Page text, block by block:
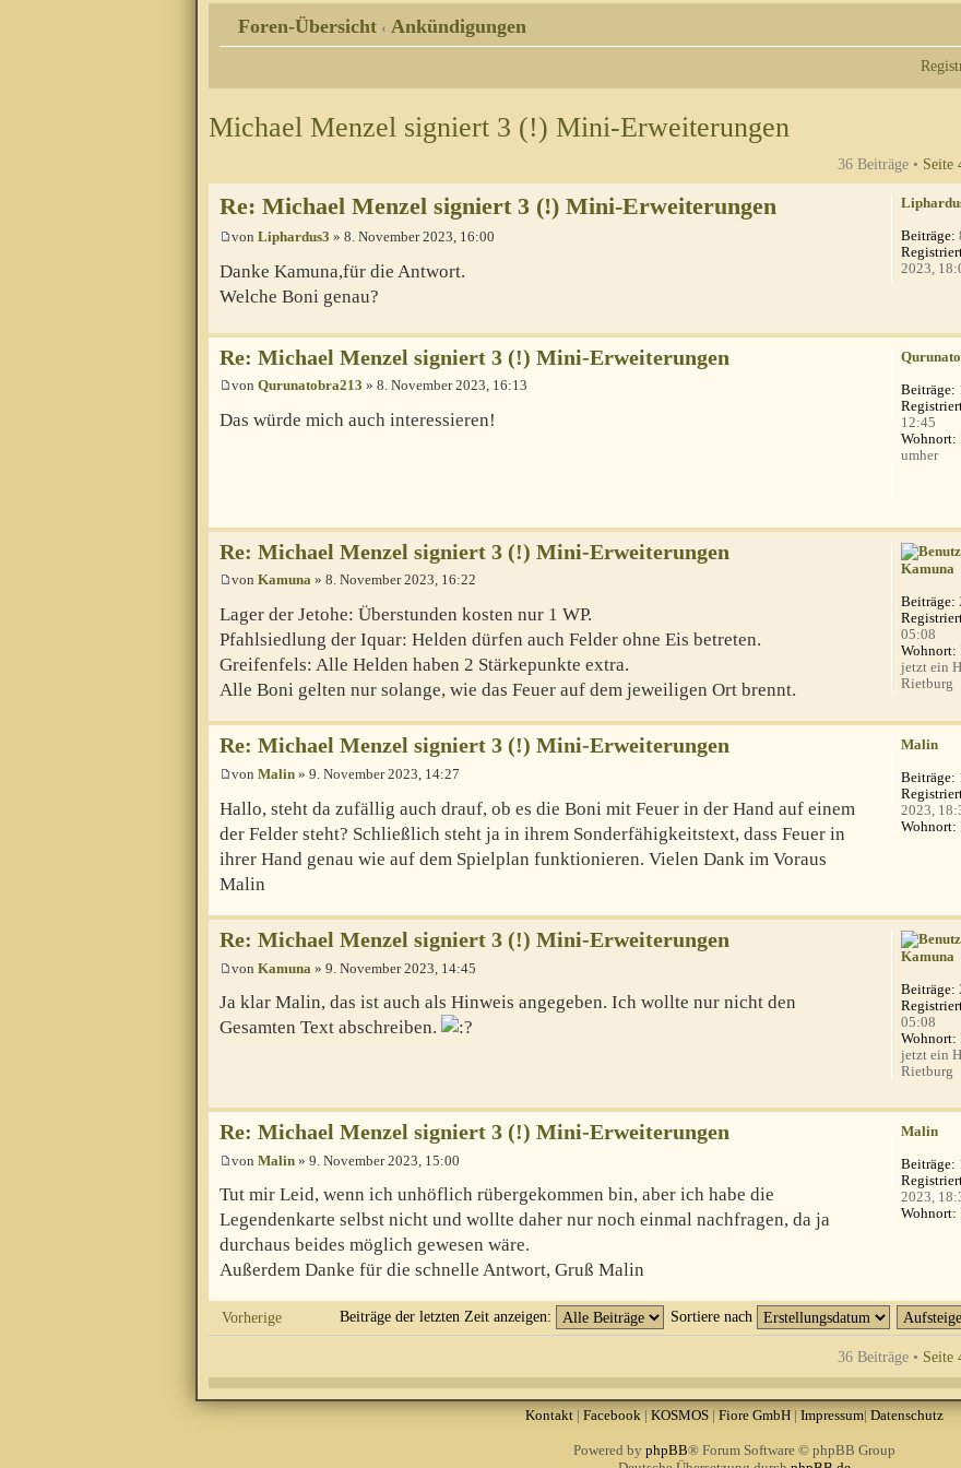
Foren-Übersicht ‹ Ankündigungen
Michael Menzel signiert 3 (!) Mini-Erweiterungen
36 Beiträge • Seite
Re: Michael Menzel signiert 3 (!) Mini-Erweiterungen
von Liphardus3 » 8. November 2023, 16:00
Danke Kamuna,für die Antwort.
Welche Boni genau?
Beiträge:
2023,
Re: Michael Menzel signiert 3 (!) Mini-Erweiterungen
von Qurunatobra213 » 8. November 2023, 16:13
Das würde mich auch interessieren!
Beiträge:
12:45
Wohnort:
umher
Re: Michael Menzel signiert 3 (!) Mini-Erweiterungen
von Kamuna » 8. November 2023, 16:22
Lager der Jetohe: Überstunden kosten nur 1 WP.
Pfahlsiedlung der Iquar: Helden dürfen auch Felder ohne Eis betreten.
Greifenfels: Alle Helden haben 2 Stärkepunkte extra.
Alle Boni gelten nur solange, wie das Feuer auf dem jeweiligen Ort brennt.
Kamuna
Beiträge:
05:08
Wohnort:
jetzt ein
Rietburg
Re: Michael Menzel signiert 3 (!) Mini-Erweiterungen
von Malin » 9. November 2023, 14:27
Hallo, steht da zufällig auch drauf, ob es die Boni mit Feuer in der Hand auf einem
der Felder steht? Schließlich steht ja in ihrem Sonderfähigkeitstext, dass Feuer in
ihrer Hand genau wie auf dem Spielplan funktionieren. Vielen Dank im Voraus
Malin
Malin
Beiträge:
2023,
Wohnort:
Re: Michael Menzel signiert 3 (!) Mini-Erweiterungen
von Kamuna » 9. November 2023, 14:45
Ja klar Malin, das ist auch als Hinweis angegeben. Ich wollte nur nicht den
Gesamten Text abschreiben.
Kamuna
Beiträge:
05:08
Wohnort:
jetzt ein
Rietburg
Re: Michael Menzel signiert 3 (!) Mini-Erweiterungen
von Malin » 9. November 2023, 15:00
Tut mir Leid, wenn ich unhöflich rübergekommen bin, aber ich habe die
Legendenkarte selbst nicht und wollte daher nur noch einmal nachfragen, da ja
durchaus beides möglich gewesen wäre.
Außerdem Danke für die schnelle Antwort, Gruß Malin
Malin
Beiträge:
2023,
Wohnort:
Vorherige Beiträge der letzten Zeit anzeigen: Sortiere nach
36 Beiträge • Seite
Kontakt| Facebook| KOSMOS| Fiore GmbH| Impressum| Datenschutz
Powered by phpBB® Forum Software © phpBB Group